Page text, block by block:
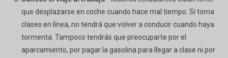
que desplazarse en coche cuando hace mal tiempo. Si toma
clases en línea, no tendrá que volver a conducir cuando haya
tormenta. Tampoco tendrás que preocuparte por el
aparcamiento, por pagar la gasolina para llegar a clase ni por